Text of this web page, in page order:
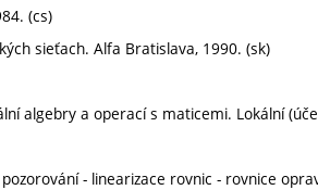
(cs)
sieťach. Alfa Bratislava, 1990. (sk)
algebry a operací s maticemi. Lokální
- linearizace rovnic - rovnice